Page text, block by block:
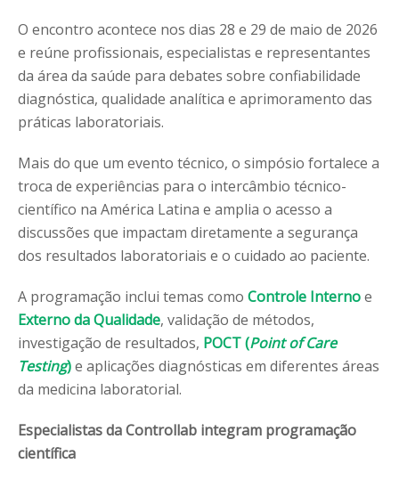
O encontro acontece nos dias 28 e 29 de maio de 2026
e reúne profissionais, especialistas e representantes
da área da saúde para debates sobre confiabilidade
diagnóstica, qualidade analítica e aprimoramento das
práticas laboratoriais.
Mais do que um evento técnico, o simpósio fortalece a
troca de experiências para o intercâmbio técnico-
científico na América Latina e amplia o acesso a
discussões que impactam diretamente a segurança
dos resultados laboratoriais e o cuidado ao paciente.
A programação inclui temas como Controle Internoe
Externo da Qualidade, validação de métodos,
investigação de resultados, POCT (Point of Care
Testing)e aplicações diagnósticas em diferentes áreas
da medicina laboratorial.
Especialistas da Controllab integram programação
científica